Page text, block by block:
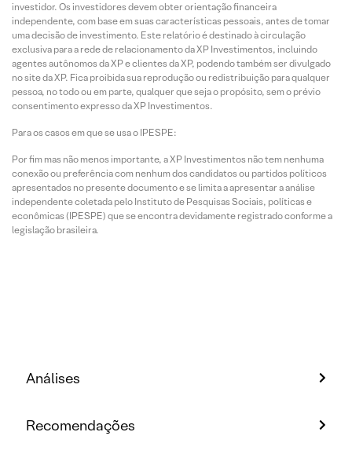
investidor. Os investidores devem obter orientação financeira
independente, com base em suas características pessoais, antes de tomar
uma decisão de investimento. Este relatório é destinado à circulação
exclusiva para a rede de relacionamento da XP Investimentos, incluindo
agentes autônomos da XP e clientes da XP, podendo também ser divulgado
no site da XP. Fica proibida sua reprodução ou redistribuição para qualquer
pessoa, no todo ou em parte, qualquer que seja o propósito, sem o prévio
consentimento expresso da XP Investimentos.
Para os casos em que se usa o IPESPE:
Por fim mas não menos importante, a XP Investimentos não tem nenhuma
conexão ou preferência com nenhum dos candidatos ou partidos políticos
apresentados no presente documento e se limita a apresentar a análise
independente coletada pelo Instituto de Pesquisas Sociais, políticas e
econômicas (IPESPE) que se encontra devidamente registrado conforme a
legislação brasileira.
Análises
Recomendações